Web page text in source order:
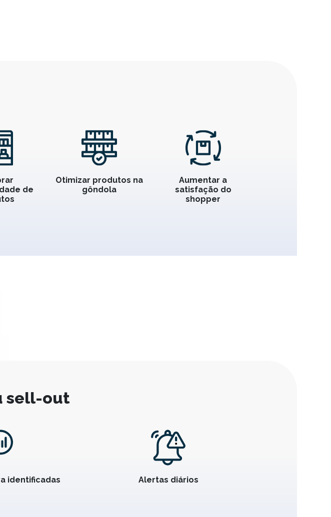
de
Otimizar produtos na
gôndola
Aumentar a
satisfação do
shopper
sell-out
identificadas Alertas diários